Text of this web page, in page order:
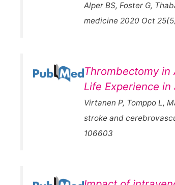
Alper BS, Foster G,
medicine 2020 Oct
Thrombectomy in
Life Experience
Virtanen P, Tomppo L,
stroke and
106603